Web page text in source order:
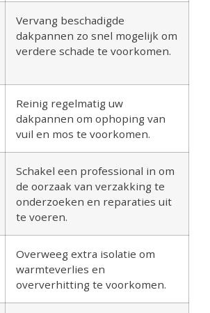
Vervang beschadigde
dakpannen zo snel mogelijk om
verdere schade te voorkomen.
Reinig regelmatig uw
dakpannen om ophoping van
vuil en mos te voorkomen.
Schakel een professional in om
de oorzaak van verzakking te
onderzoeken en reparaties uit
te voeren.
Overweeg extra isolatie om
warmteverlies en
oververhitting te voorkomen.